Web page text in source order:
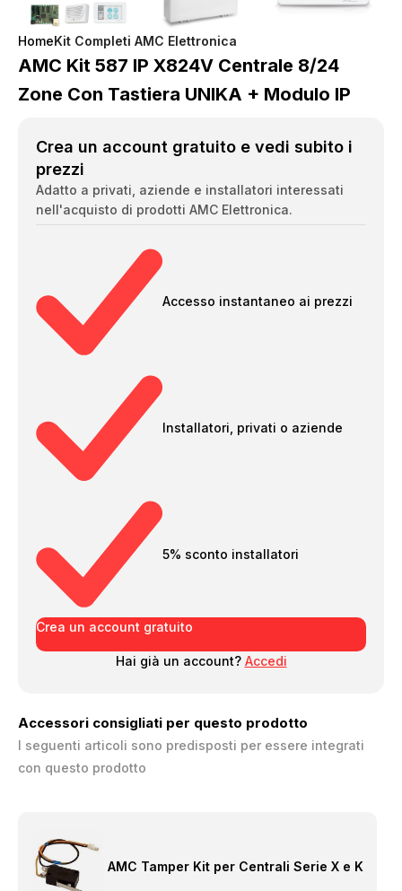
HomeKit Completi AMC Elettronica
AMC Kit 587 IP X824V Centrale 8/24
Zone Con Tastiera UNIKA + Modulo IP
Crea un account gratuito e vedi subito i
prezzi
Adatto a privati, aziende e installatori interessati
nell'acquisto di prodotti AMC Elettronica.
Accesso instantaneo ai prezzi
Installatori, privati o aziende
5% sconto installatori
Crea un account gratuito
Hai già un account? Accedi
Accessori consigliati per questo prodotto
I seguenti articoli sono predisposti per essere integrati
con questo prodotto
AMC Tamper Kit per Centrali Serie X e K